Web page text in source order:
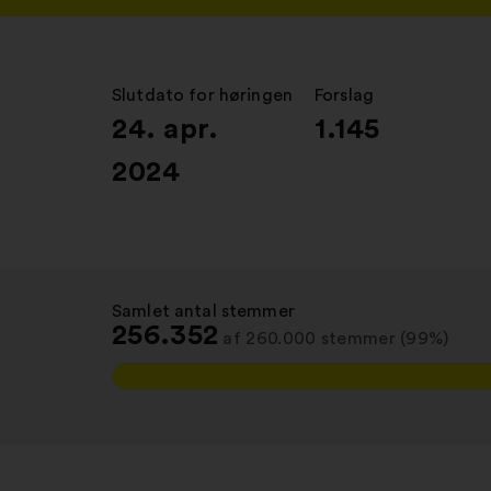
Slutdato for høringen
:
24. apr.
2024
Forslag
:
1.145
Samlet antal stemmer
:
256.352 af 260.000 stemmer (99%)